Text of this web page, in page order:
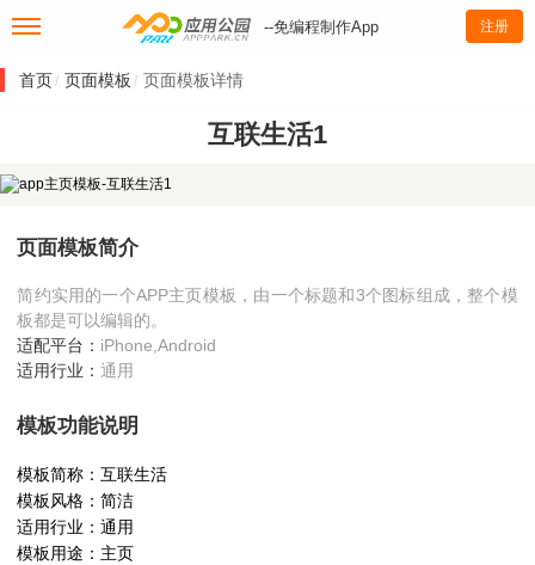
--免编程制作App 注册
首页/ 页面模板 / 页面模板详情
互联生活1
页面模板简介
简约实用的一个APP主页模板，由一个标题和3个图标组成，整个模
板都是可以编辑的。
适配平台： iPhone,Android
适用行业：通用
模板功能说明
模板简称：互联生活
模板风格：简洁
适用行业：通用
模板用途：主页